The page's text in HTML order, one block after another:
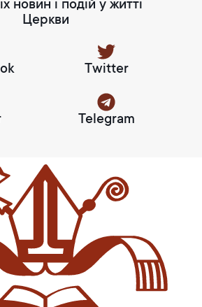
новин і подій у житті
Церкви
Twitter
Telegram